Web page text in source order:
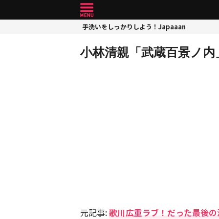
手洗いをしっかりしよう！Japaaan
小林清親「武蔵百景ノ内
元記事:歌川広重ラブ！だった最後